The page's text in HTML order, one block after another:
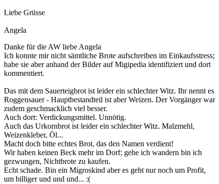
Liebe Grüsse
Angela
Danke für die AW liebe Angela
Ich konnte mir nicht sämtliche Brote aufschreiben im Einkaufsstress;
habe sie aber anhand der Bilder auf Migipedia identifiziert und dort
kommentiert.
Das mit dem Sauerteigbrot ist leider ein schlechter Witz. Ihr nennt es
Roggensauer - Hauptbestandteil ist aber Weizen. Der Vorgänger war
zudem geschmacklich viel besser.
Auch dort: Verdickungsmittel. Unnötig.
Auch das Urkornbrot ist leider ein schlechter Witz. Malzmehl,
Weizenkleber, Öl...
Macht doch bitte echtes Brot, das den Namen verdient!
Wir haben keinen Beck mehr im Dorf; gehe ich wandern bin ich
gezwungen, Nichtbrote zu kaufen.
Echt schade. Bin ein Migroskind aber es geht nur noch um Profit,
um billiger und und und... :(